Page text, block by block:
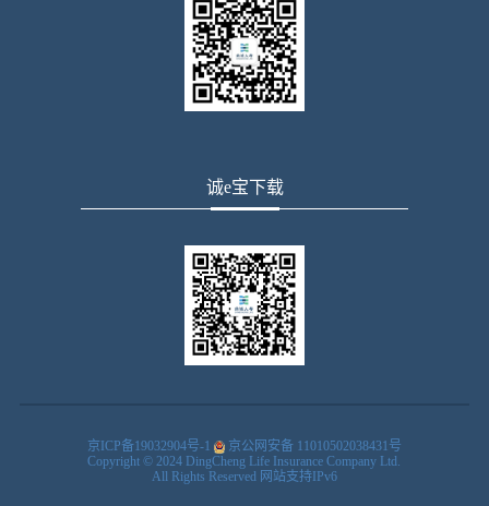
诚e宝下载
京ICP备19032904号-1
京公网安备 11010502038431号
Copyright © 2024 DingCheng Life Insurance Company Ltd.
All Rights Reserved 网站支持IPv6